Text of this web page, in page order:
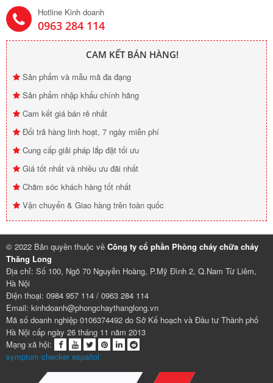
Hotline Kinh doanh
0963 284 114
CAM KẾT BÁN HÀNG!
Sản phẩm và mẫu mã đa đạng
Sản phẩm nhập khẩu chính hãng
Cam kết giá bán rẻ nhất
Đổi trả hàng linh hoạt, 7 ngày miễn phí
Cung cấp giải pháp lắp đặt tối ưu
Giá tốt nhất và nhiều ưu đãi nhất
Chăm sóc khách hàng tốt nhất
Vận chuyển & Giao hàng trên toàn quốc
© 2022 Bản quyền thuộc về Công ty cổ phần Phòng cháy chữa cháy
Thăng Long
Địa chỉ: Số 100, Ngõ 70 Nguyễn Hoàng, P.Mỹ Đình 2, Q.Nam Từ Liêm,
Hà Nội
Điện thoại: 0984 957 114 / 0963 284 114
Email: kinhdoanh@phongchaythanglong.vn
Mã số doanh nghiệp 0106374492 do Sở Kế hoạch và Đầu tư Thành phố
Hà Nội cấp ngày 26 tháng 11 năm 2013
Mạng xã hội:
symptom checker español